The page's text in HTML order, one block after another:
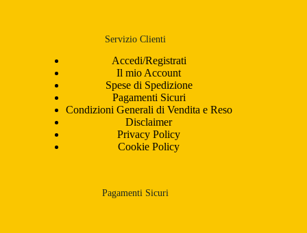
Servizio Clienti
Accedi/Registrati
Il mio Account
Spese di Spedizione
Pagamenti Sicuri
Condizioni Generali di Vendita e Reso
Disclaimer
Privacy Policy
Cookie Policy
Pagamenti Sicuri